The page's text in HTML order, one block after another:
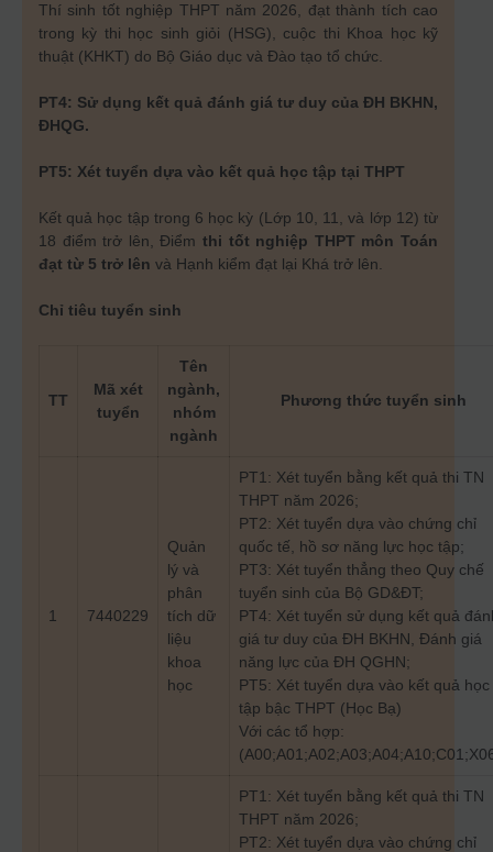
Thí sinh tốt nghiệp THPT năm 2026, đạt thành tích cao
trong kỳ thi học sinh giỏi (HSG), cuộc thi Khoa học kỹ
thuật (KHKT) do Bộ Giáo dục và Đào tạo tổ chức.
PT4: Sử dụng kết quả đánh giá tư duy của ĐH BKHN,
ĐHQG.
PT5: Xét tuyển dựa vào kết quả học tập tại THPT
Kết quả học tập trong 6 học kỳ (Lớp 10, 11, và lớp 12) từ
18 điểm trở lên, Điểm thi tốt nghiệp THPT môn Toán
đạt từ 5 trở lên và Hạnh kiểm đạt lại Khá trở lên.
Chỉ tiêu tuyển sinh
TT
Mã xét
tuyển
Tên
ngành,
nhóm
ngành
Phương thức tuyển sinh
1 7440229
Quản
lý và
phân
tích dữ
liệu
khoa
học
PT1: Xét tuyển bằng kết quả thi TN
THPT năm 2026;
PT2: Xét tuyển dựa vào chứng chỉ
quốc tế, hồ sơ năng lực học tập;
PT3: Xét tuyển thẳng theo Quy chế
tuyển sinh của Bộ GD&ĐT;
PT4: Xét tuyển sử dụng kết quả
giá tư duy của ĐH BKHN, Đánh giá
năng lực của ĐH QGHN;
PT5: Xét tuyển dựa vào kết quả học
tập bậc THPT (Học Bạ)
Với các tổ hợp:
PT1: Xét tuyển bằng kết quả thi TN
THPT năm 2026;
PT2: Xét tuyển dựa vào chứng chỉ